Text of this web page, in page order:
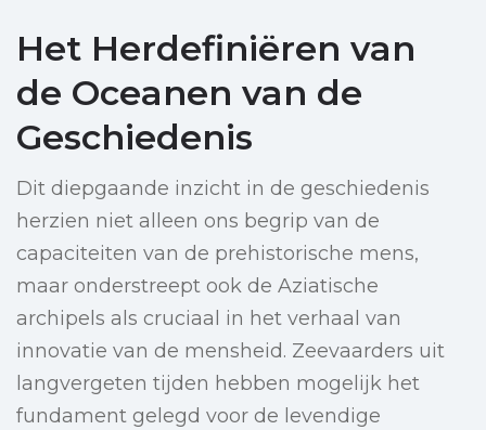
Het Herdefiniëren van
de Oceanen van de
Geschiedenis
Dit diepgaande inzicht in de geschiedenis
herzien niet alleen ons begrip van de
capaciteiten van de prehistorische mens,
maar onderstreept ook de Aziatische
archipels als cruciaal in het verhaal van
innovatie van de mensheid. Zeevaarders uit
langvergeten tijden hebben mogelijk het
fundament gelegd voor de levendige